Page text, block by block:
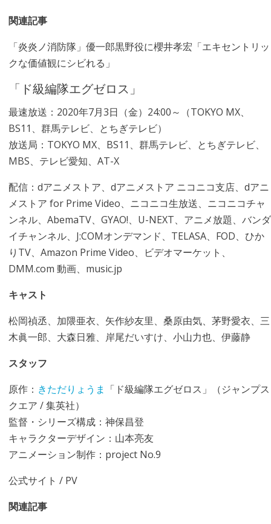
関連記事
「炎炎ノ消防隊」優一郎黒野役に櫻井孝宏「エキセントリッ
クな価値観にシビれる」
「ド級編隊エグゼロス」
最速放送：2020年7月3日（金）24:00～（TOKYO MX、
BS11、群馬テレビ、とちぎテレビ）
放送局：TOKYO MX、BS11、群馬テレビ、とちぎテレビ、
MBS、テレビ愛知、AT-X
配信：dアニメストア、dアニメストア ニコニコ支店、dアニ
メストア for Prime Video、ニコニコ生放送、ニコニコチャ
ンネル、AbemaTV、GYAO!、U-NEXT、アニメ放題、バンダ
イチャンネル、J:COMオンデマンド、TELASA、FOD、ひか
りTV、Amazon Prime Video、ビデオマーケット、
DMM.com 動画、music.jp
キャスト
松岡禎丞、加隈亜衣、矢作紗友里、桑原由気、茅野愛衣、三
木眞一郎、大森日雅、岸尾だいすけ、小山力也、伊藤静
スタッフ
原作： きただりょうま 「ド級編隊エグゼロス」（ジャンプス
クエア / 集英社）
監督・シリーズ構成：神保昌登
キャラクターデザイン：山本亮友
アニメーション制作：project No.9
公式サイト / PV
関連記事